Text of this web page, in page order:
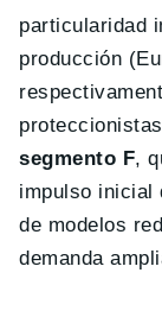
particularidad
producción
segmento F,
impulso inicial
de modelos
demanda